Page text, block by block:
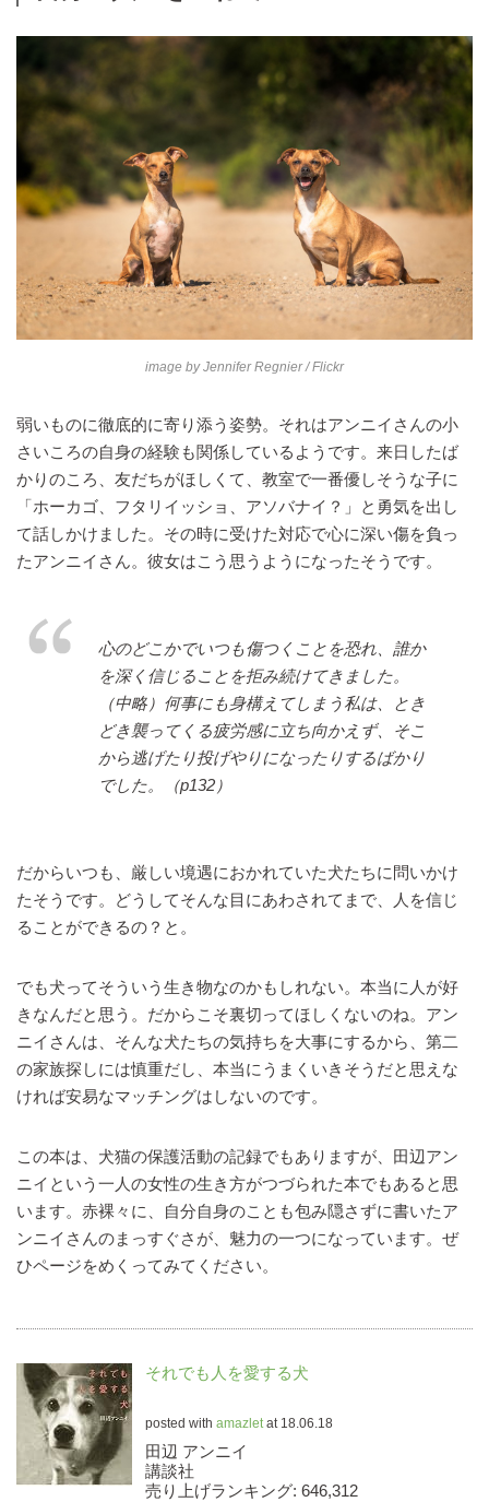
image byJennifer Regnier/ Flickr
弱いものに徹底的に寄り添う姿勢。それはアンニイさんの小
さいころの自身の経験も関係しているようです。来日したば
かりのころ、友だちがほしくて、教室で一番優しそうな子に
「ホーカゴ、フタリイッショ、アソバナイ？」と勇気を出し
て話しかけました。その時に受けた対応で心に深い傷を負っ
たアンニイさん。彼女はこう思うようになったそうです。
心のどこかでいつも傷つくことを恐れ、誰か
を深く信じることを拒み続けてきました。
（中略）何事にも身構えてしまう私は、とき
どき襲ってくる疲労感に立ち向かえず、そこ
から逃げたり投げやりになったりするばかり
でした。（p132）
だからいつも、厳しい境遇におかれていた犬たちに問いかけ
たそうです。どうしてそんな目にあわされてまで、人を信じ
ることができるの？と。
でも犬ってそういう生き物なのかもしれない。本当に人が好
きなんだと思う。だからこそ裏切ってほしくないのね。アン
ニイさんは、そんな犬たちの気持ちを大事にするから、第二
の家族探しには慎重だし、本当にうまくいきそうだと思えな
ければ安易なマッチングはしないのです。
この本は、犬猫の保護活動の記録でもありますが、田辺アン
ニイという一人の女性の生き方がつづられた本でもあると思
います。赤裸々に、自分自身のことも包み隠さずに書いたア
ンニイさんのまっすぐさが、魅力の一つになっています。ぜ
ひページをめくってみてください。
それでも人を愛する犬
posted with amazletat 18.06.18
田辺 アンニイ
講談社
売り上げランキング: 646,312